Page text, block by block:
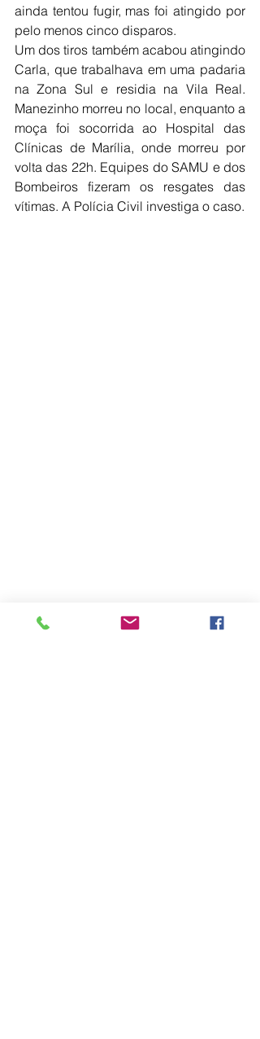
ainda tentou fugir, mas foi atingido por
pelo menos cinco disparos.
Um dos tiros também acabou atingindo
Carla, que trabalhava em uma padaria
na Zona Sul e residia na Vila Real.
Manezinho morreu no local, enquanto a
moça foi socorrida ao Hospital das
Clínicas de Marília, onde morreu por
volta das 22h. Equipes do SAMU e dos
Bombeiros fizeram os resgates das